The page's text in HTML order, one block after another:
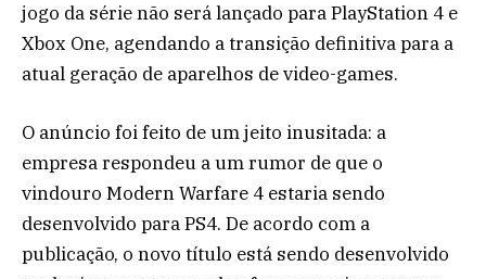
jogo da série não será lançado para PlayStation 4 e
Xbox One, agendando a transição definitiva para a
atual geração de aparelhos de video-games.
O anúncio foi feito de um jeito inusitada: a
empresa respondeu a um rumor de que o
vindouro Modern Warfare 4 estaria sendo
desenvolvido para PS4. De acordo com a
publicação, o novo título está sendo desenvolvido